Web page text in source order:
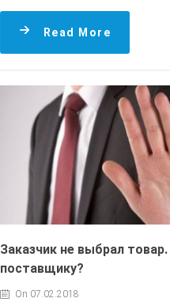
Read More
Заказчик не выбрал
поставщику?
On 07.02.2018